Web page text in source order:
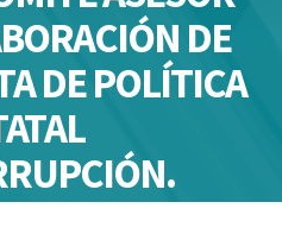
DE
DE POLÍTICA